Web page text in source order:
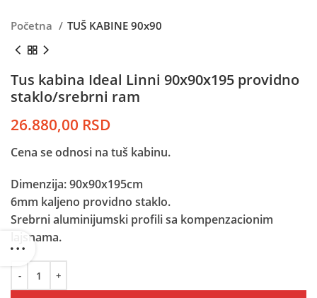
Početna TUŠ KABINE 90x90
Tus kabina Ideal Linni 90x90x195 providno
staklo/srebrni ram
26.880,00 RSD
Cena se odnosi na tuš kabinu.
Dimenzija: 90x90x195cm
6mm kaljeno providno staklo.
Srebrni aluminijumski profili sa kompenzacionim
lajsnama.